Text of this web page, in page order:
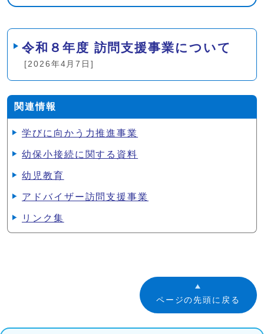
メインメニュー
令和８年度 訪問支援事業について
[2026年4月7日]
関連情報
学びに向かう力推進事業
幼保小接続に関する資料
幼児教育
アドバイザー訪問支援事業
リンク集
ページの先頭に戻る